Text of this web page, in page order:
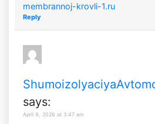
membrannoj-krovli-1.ru
Reply
says:
April 9, 2026 at 3:47 am